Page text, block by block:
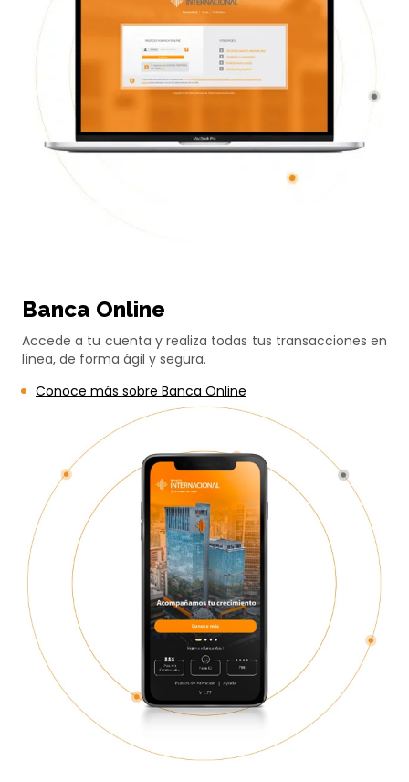
Banca Online
Accede a tu cuenta y realiza todas tus transacciones en
línea, de forma ágil y segura.
Conoce más sobre Banca Online